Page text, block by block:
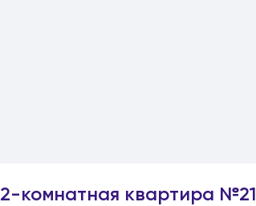
2-комнатная квартира №21